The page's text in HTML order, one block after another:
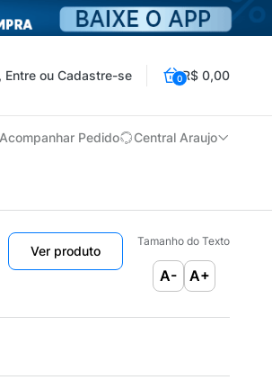
Entre ou Cadastre-se 0R$ 0,00
Acompanhar Pedido Central Araujo
Ver produto
Tamanho do Texto
A- A+